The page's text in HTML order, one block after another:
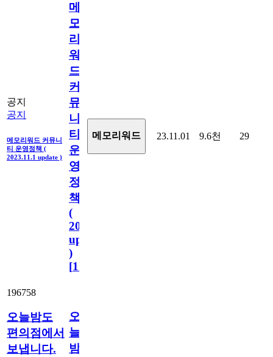
공지
공지
메모리워드 커뮤니
티 운영정책 (
2023.11.1 update )
메
모
리
워
드
커
뮤
니
티
운
영
정
책
(
2023.11.1
update
)
[110
메모리워드 23.11.01 9.6천 29
196758
오늘밤도
편의점에서
보냅니다.
오
늘
밤